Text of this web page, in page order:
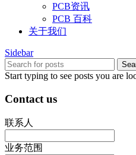
PCB资讯
PCB 百科
关于我们
Sidebar
Start typing to see posts you are
Contact us
联系人
业务范围